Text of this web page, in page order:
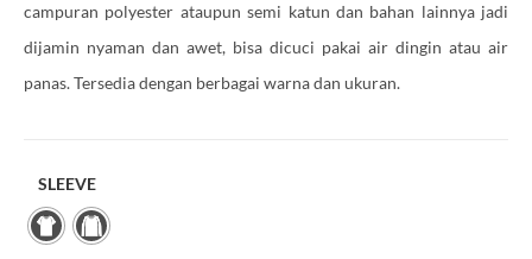
campuran polyester ataupun semi katun dan bahan lainnya jadi
dijamin nyaman dan awet, bisa dicuci pakai air dingin atau air
panas. Tersedia dengan berbagai warna dan ukuran.
SLEEVE